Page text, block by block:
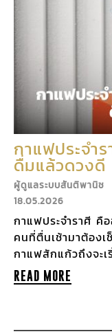
กาแฟประจำ
ดื่มแล้วดวงดี
ผู้ดูแลระบบสันติพานิช
18.05.2026
กาแฟประจำราศี คื
คนที่ตื่นเช้ามาต้อง
กาแฟสักแก้วถึงจะเ
READ MORE